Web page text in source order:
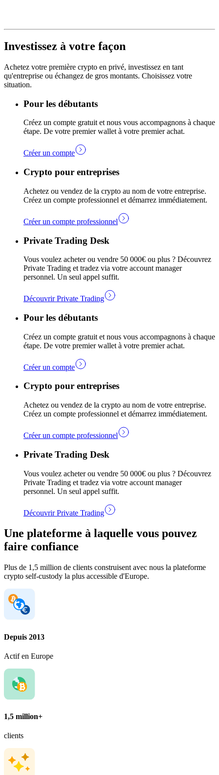
Investissez à votre façon
Achetez votre première crypto en privé, investissez en tant
qu'entreprise ou échangez de gros montants. Choisissez votre
situation.
Pour les débutants
Créez un compte gratuit et nous vous accompagnons à chaque
étape. De votre premier wallet à votre premier achat.
Créer un compte
Crypto pour entreprises
Achetez ou vendez de la crypto au nom de votre entreprise.
Créez un compte professionnel et démarrez immédiatement.
Créer un compte professionnel
Private Trading Desk
Vous voulez acheter ou vendre 50 000€ ou plus ? Découvrez
Private Trading et tradez via votre account manager
personnel. Un seul appel suffit.
Découvrir Private Trading
Pour les débutants
Créez un compte gratuit et nous vous accompagnons à chaque
étape. De votre premier wallet à votre premier achat.
Créer un compte
Crypto pour entreprises
Achetez ou vendez de la crypto au nom de votre entreprise.
Créez un compte professionnel et démarrez immédiatement.
Créer un compte professionnel
Private Trading Desk
Vous voulez acheter ou vendre 50 000€ ou plus ? Découvrez
Private Trading et tradez via votre account manager
personnel. Un seul appel suffit.
Découvrir Private Trading
Une plateforme à laquelle vous pouvez
faire confiance
Plus de 1,5 million de clients construisent avec nous la plateforme
crypto self-custody la plus accessible d'Europe.
Depuis 2013
Actif en Europe
1,5 million+
clients